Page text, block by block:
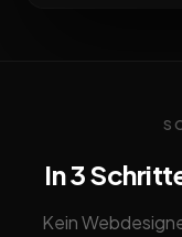
In 3
Kein